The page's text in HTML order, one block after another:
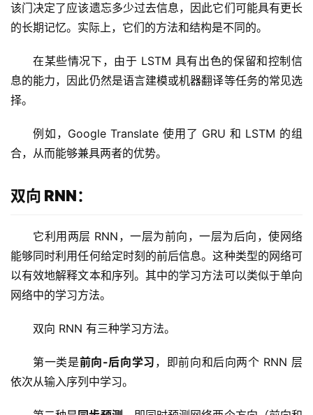
逆
熵
字
梦
青
梦
白
泽
A
该门决定了应该遗忘多少过去信息，因此它们可能具有更长
的长期记忆。实际上，它们的方法和结构是不同的。
在某些情况下，由于 LSTM 具有出色的保留和控制信
息的能力，因此仍然是语言建模或机器翻译等任务的常见选
择。
例如，Google Translate 使用了 GRU 和 LSTM 的组
合，从而能够兼具两者的优势。
双向 RNN：
它利用两层 RNN，一层为前向，一层为后向，使网络
能够同时利用任何给定时刻的前后信息。这种类型的网络可
以有效地解释文本和序列。其中的学习方法可以类似于单向
网络中的学习方法。
双向 RNN 有三种学习方法。
第一类是前向-后向学习 ，即前向和后向两个 RNN 层
依次从输入序列中学习。